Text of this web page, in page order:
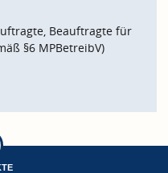
Beauftragte für
§6 MPBetreibV)